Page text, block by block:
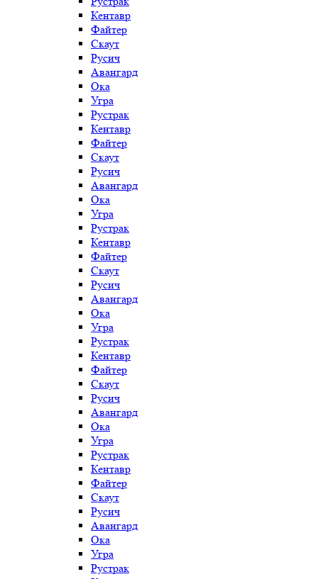
Кентавр
Файтер
Скаут
Русич
Авангард
Ока
Угра
Рустрак
Кентавр
Файтер
Скаут
Русич
Авангард
Ока
Угра
Рустрак
Кентавр
Файтер
Скаут
Русич
Авангард
Ока
Угра
Рустрак
Кентавр
Файтер
Скаут
Русич
Авангард
Ока
Угра
Рустрак
Кентавр
Файтер
Скаут
Русич
Авангард
Ока
Угра
Рустрак